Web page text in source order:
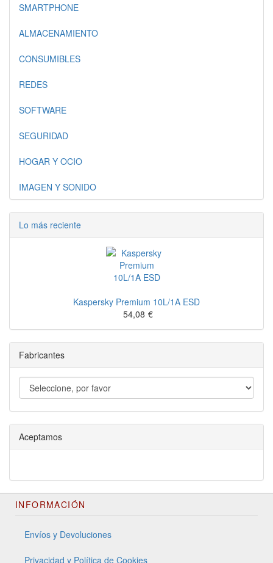
SMARTPHONE
ALMACENAMIENTO
CONSUMIBLES
REDES
SOFTWARE
SEGURIDAD
HOGAR Y OCIO
IMAGEN Y SONIDO
Lo más reciente
Kaspersky Premium 10L/1A ESD
54,08 €
Fabricantes
Aceptamos
INFORMACIÓN
Envíos y Devoluciones
Privacidad y Política de Cookies